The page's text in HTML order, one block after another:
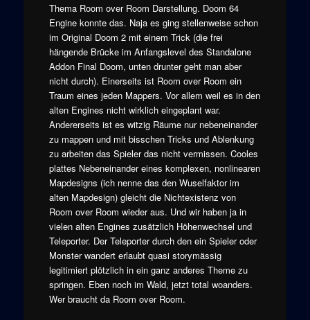
Thema Room over Room Darstellung. Doom 64
Engine konnte das. Naja es ging stellenweise schon
im Original Doom 2 mit einem Trick (die frei
hängende Brücke im Anfangslevel des Standalone
Addon Final Doom, unten drunter geht man aber
nicht durch). Einerseits ist Room over Room ein
Traum eines jeden Mappers. Vor allem weil es in den
alten Engines nicht wirklich eingeplant war.
Andererseits ist es witzig Räume nur nebeneinander
zu mappen und mit bisschen Tricks und Ablenkung
zu arbeiten das Spieler das nicht vermissen. Cooles
plattes Nebeneinander eines komplexen, nonlinearen
Mapdesigns (ich nenne das den Wuselfaktor im
alten Mapdesign) gleicht die Nichtexistenz von
Room over Room wieder aus. Und wir haben ja in
vielen alten Engines zusätzlich Höhenwechsel und
Teleporter. Der Teleporter durch den ein Spieler oder
Monster wandert erlaubt quasi storymässig
legitimiert plötzlich in ein ganz anderes Theme zu
springen. Eben noch im Wald, jetzt total woanders.
Wer braucht da Room over Room.